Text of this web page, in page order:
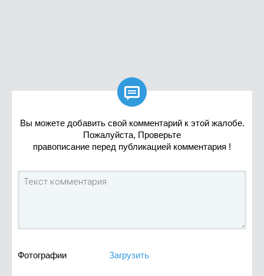

Вы можете добавить свой комментарий к этой жалобе.
Пожалуйста, Проверьте
правописание перед публикацией комментария !
Фотографии Загрузить